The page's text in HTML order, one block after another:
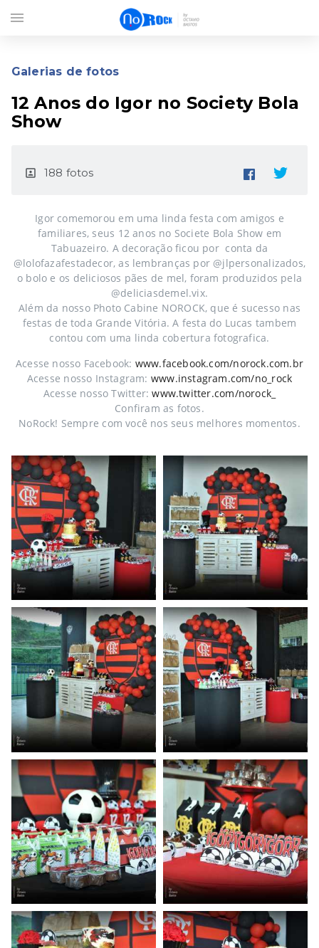
Galerias de fotos
12 Anos do Igor no Society Bola
Show
portrait 188 fotos
Igor comemorou em uma linda festa com amigos e
familiares, seus 12 anos no Societe Bola Show em
Tabuazeiro. A decoração ficou por conta da
@lolofazafestadecor, as lembranças por @jlpersonalizados,
o bolo e os deliciosos pães de mel, foram produzidos pela
@deliciasdemel.vix.
Além da nosso Photo Cabine NOROCK, que é sucesso nas
festas de toda Grande Vitória. A festa do Lucas tambem
contou com uma linda cobertura fotografica.
Acesse nosso Facebook: www.facebook.com/norock.com.br
Acesse nosso Instagram: www.instagram.com/no_rock
Acesse nosso Twitter:www.twitter.com/norock_
Confiram as fotos.
NoRock! Sempre com você nos seus melhores momentos.
menu